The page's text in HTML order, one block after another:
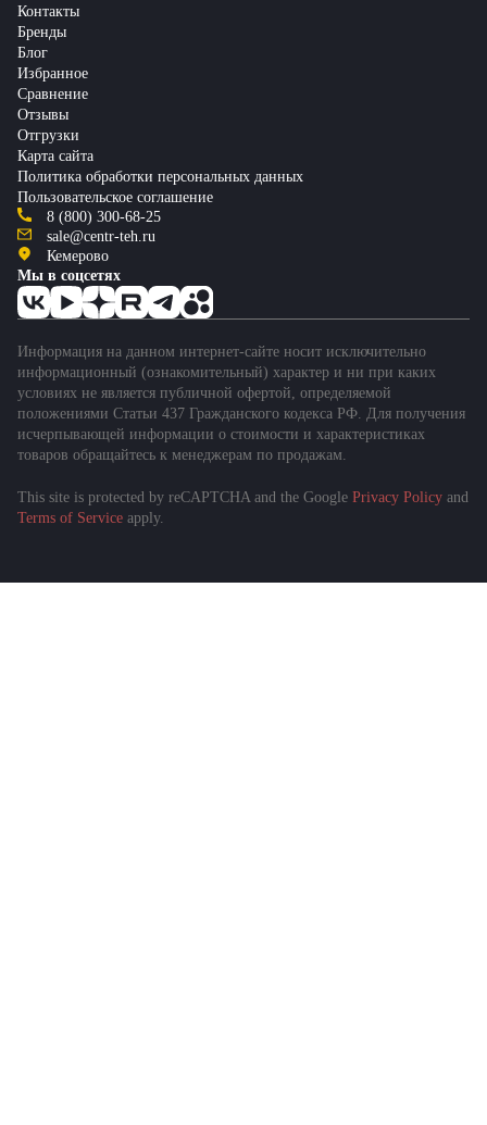
Контакты
Бренды
Блог
Избранное
Сравнение
Отзывы
Отгрузки
Карта сайта
Политика обработки персональных данных
Пользовательское соглашение
8 (800) 300-68-25
sale@centr-teh.ru
Кемерово
Мы в соцсетях
Информация на данном интернет-сайте носит исключительно
информационный (ознакомительный) характер и ни при каких
условиях не является публичной офертой, определяемой
положениями Статьи 437 Гражданского кодекса РФ. Для получения
исчерпывающей информации о стоимости и характеристиках
товаров обращайтесь к менеджерам по продажам.
This site is protected by reCAPTCHA and the Google Privacy Policy and
Terms of Service apply.